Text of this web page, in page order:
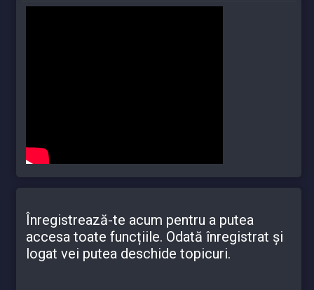
Înregistrează-te acum pentru a putea
accesa toate funcțiile. Odată înregistrat și
logat vei putea deschide topicuri.